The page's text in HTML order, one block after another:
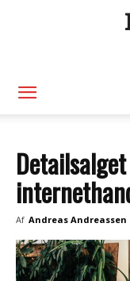
Af Andreas Andreassen